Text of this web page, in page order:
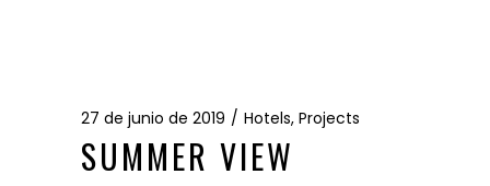
27 de junio de 2019 Hotels, Projects
SUMMER VIEW